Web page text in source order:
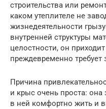
строительства или
каком утеплителе не
жизнедеятельности
внутренней структуры
целостности, он
преждевременно требует
Причина
и крыс очень проста:
в ней комфортно жить и